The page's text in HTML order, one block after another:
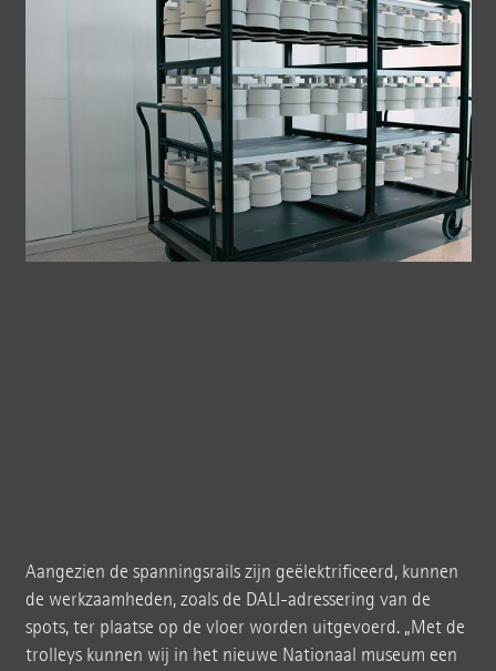
Aangezien de spanningsrails zijn geëlektrificeerd, kunnen
de werkzaamheden, zoals de DALI-adressering van de
spots, ter plaatse op de vloer worden uitgevoerd. „Met de
trolleys kunnen wij in het nieuwe Nationaal museum een